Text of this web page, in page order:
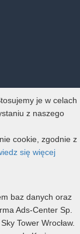
je w celach
z naszego
cookie, zgodnie z
się więcej
baz danych oraz
Ads-Center Sp.
Tower Wrocław.